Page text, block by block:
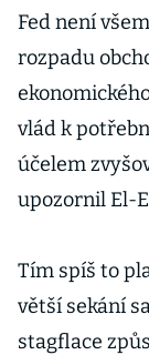
Fed není
rozpadu
vlád k
účelem
upozornil El-
Tím spíš to
větší sekání
stagflace